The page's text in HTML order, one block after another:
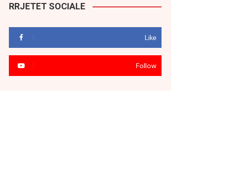
RRJETET SOCIALE
Like
Follow